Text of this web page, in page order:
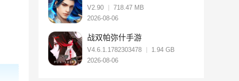
V2.90
718.47 MB
2026-08-06
战双帕弥什手游
V4.6.1.1782303478
1.94 GB
2026-08-06